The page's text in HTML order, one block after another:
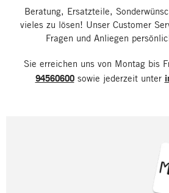
Beratung, Ersatzteile,
vieles zu lösen! Unser Customer
Fragen und Anliegen
Sie erreichen uns von Montag bis
94560600sowie jederzeit unter